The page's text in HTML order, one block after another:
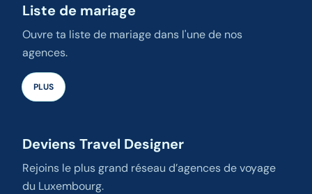
Liste de mariage
Ouvre ta liste de mariage dans l'une de nos
agences.
PLUS
Deviens Travel Designer
Rejoins le plus grand réseau d’agences de voyage
du Luxembourg.